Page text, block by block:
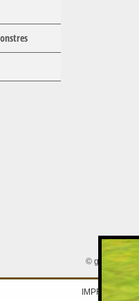
© gamigo AG
IMPRINT |